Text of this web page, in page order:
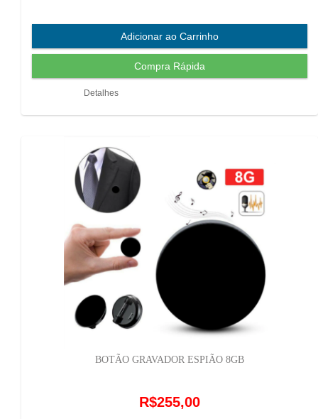
Detalhes
BOTÃO GRAVADOR ESPIÃO 8GB
R$255,00